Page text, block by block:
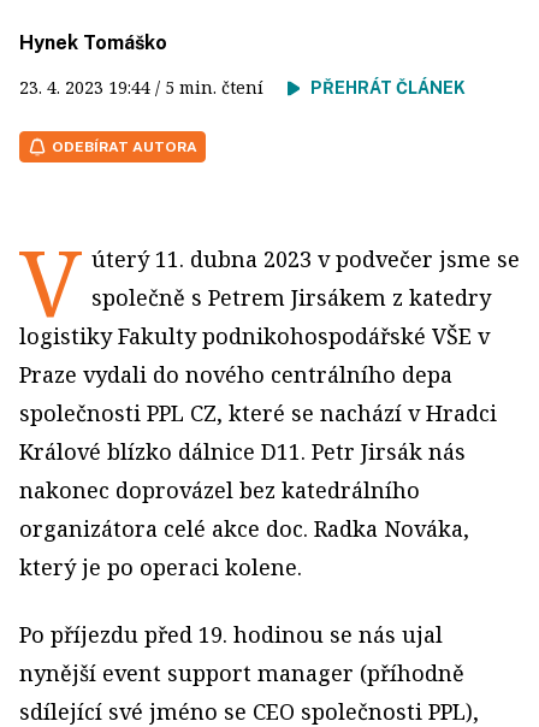
Hynek Tomáško
23. 4. 2023 19:44 / 5 min. čtení PŘEHRÁT ČLÁNEK
ODEBÍRAT AUTORA
V úterý 11. dubna 2023 v podvečer jsme se
společně s Petrem Jirsákem z katedry
logistiky Fakulty podnikohospodářské VŠE v
Praze vydali do nového centrálního depa
společnosti PPL CZ, které se nachází v Hradci
Králové blízko dálnice D11. Petr Jirsák nás
nakonec doprovázel bez katedrálního
organizátora celé akce doc. Radka Nováka,
který je po operaci kolene.
Po příjezdu před 19. hodinou se nás ujal
nynější event support manager (příhodně
sdílející své jméno se CEO společnosti PPL),